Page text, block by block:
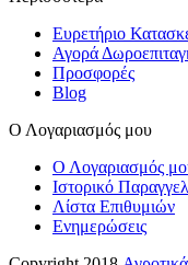
Ευρετήριο
Αγορά
Προσφορές
Blog
Ο Λογαριασμός μου
Ο Λογαριασμός
Ιστορικό
Λίστα Επιθυμιών
Ενημερώσεις